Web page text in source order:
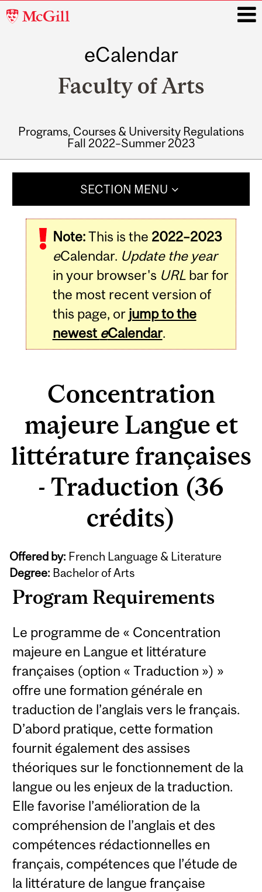
McGill
eCalendar
Faculty of Arts
Programs, Courses & University Regulations
Fall 2022–Summer 2023
SECTION MENU
Note:This is the 2022–2023
eCalendar. Update the year
in your browser's URLbar for
the most recent version of
this page, or jump to the
newest eCalendar.
Concentration
majeure Langue et
littérature françaises
- Traduction (36
crédits)
Offered by: French Language & Literature
Degree: Bachelor of Arts
Program Requirements
Le programme de « Concentration
majeure en Langue et littérature
françaises (option « Traduction ») »
offre une formation générale en
traduction de l’anglais vers le français.
D’abord pratique, cette formation
fournit également des assises
théoriques sur le fonctionnement de la
langue ou les enjeux de la traduction.
Elle favorise l’amélioration de la
compréhension de l’anglais et des
compétences rédactionnelles en
français, compétences que l’étude de
la littérature de langue française